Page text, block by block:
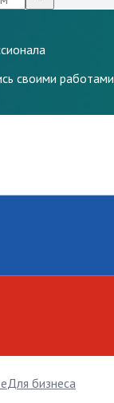
своими работами
Для бизнеса